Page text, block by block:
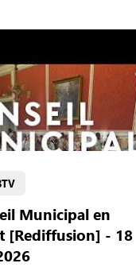
Municipal en
[Rediffusion] - 18